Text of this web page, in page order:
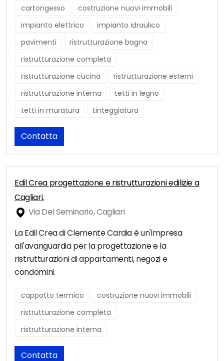
cartongesso
costruzione nuovi immobili
impianto elettrico
impianto idraulico
pavimenti
ristrutturazione bagno
ristrutturazione completa
ristrutturazione cucina
ristrutturazione esterni
ristrutturazione interna
tetti in legno
tetti in muratura
tinteggiatura
Contatta
Edil Crea progettazione e ristrutturazioni edilizie a
Cagliari.
Via Del Seminario, Cagliari
La Edil Crea di Clemente Cardia è un'impresa
all'avanguardia per la progettazione e la
ristrutturazioni di appartamenti, negozi e
condomini.
cappotto termico
costruzione nuovi immobili
ristrutturazione completa
ristrutturazione interna
Contatta